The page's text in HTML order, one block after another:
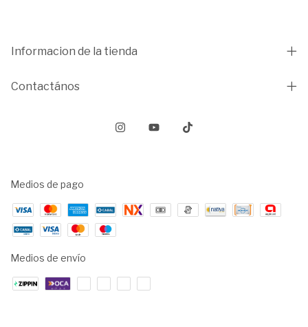
Informacion de la tienda
Contactános
Medios de pago
Medios de envío